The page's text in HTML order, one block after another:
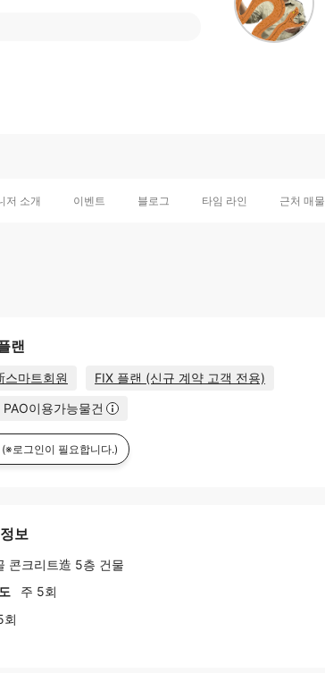
저 소개 이벤트 블로그 타임 라인 근처 매물
랜
스마트회원
FIX 플랜 (신규 계약 고객 전용)
PAO이용가능물건
(※로그인이 필요합니다.)
보
콘크리트造 5층 건물
주 5회
회